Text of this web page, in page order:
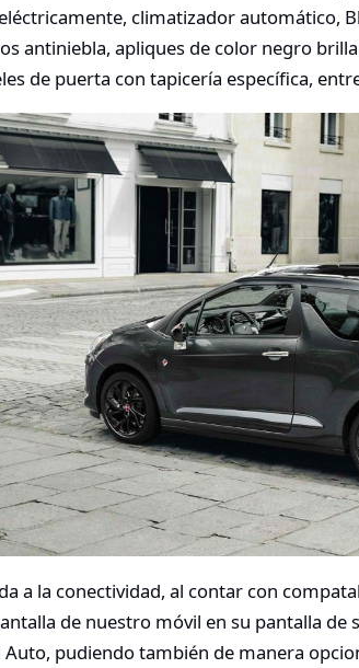
climatizador automático,
antiniebla, apliques de color negro
de puerta con tapicería específica,
a la conectividad, al contar con
de nuestro móvil en su pantalla de
pudiendo también de manera